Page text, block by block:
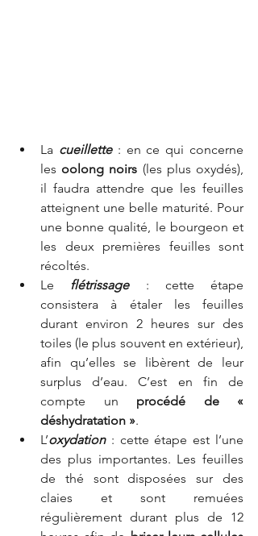
La cueillette : en ce qui concerne
les oolong noirs (les plus oxydés),
il faudra attendre que les feuilles
atteignent une belle maturité. Pour
une bonne qualité, le bourgeon et
les deux premières feuilles sont
récoltés.
Le flétrissage : cette étape
consistera à étaler les feuilles
durant environ 2 heures sur des
toiles (le plus souvent en extérieur),
afin qu’elles se libèrent de leur
surplus d’eau. C’est en fin de
compte un procédé de «
déshydratation ».
L’oxydation : cette étape est l’une
des plus importantes. Les feuilles
de thé sont disposées sur des
claies et sont remuées
régulièrement durant plus de 12